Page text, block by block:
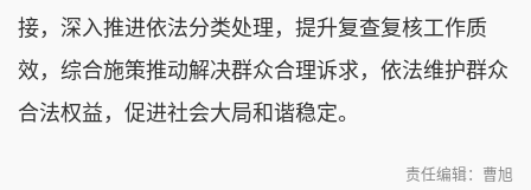
接，深入推进依法分类处理，提升复查复核工作质
效，综合施策推动解决群众合理诉求，依法维护群众
合法权益，促进社会大局和谐稳定。
责任编辑：曹旭